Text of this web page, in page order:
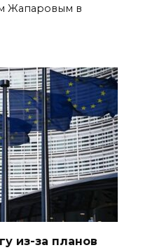
Жапаровым в
из-за планов